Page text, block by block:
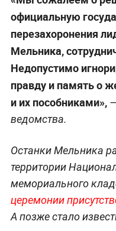
официальную
перезахоронения
Мельника,
Недопустимо
правду и память о
и их пособниками»,
ведомства.
Останки Мельника
территории
мемориального
церемонии
А позже стало